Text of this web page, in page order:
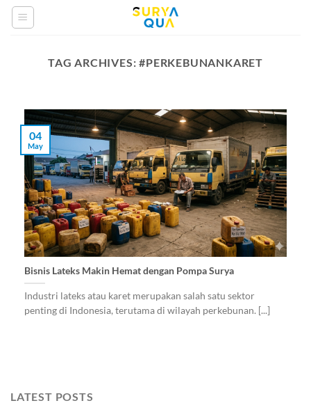
Skip
TAG ARCHIVES:#PERKEBUNANKARET
Bisnis Lateks Makin Hemat dengan Pompa Surya
Industri lateks atau karet merupakan salah satu sektor
penting di Indonesia, terutama di wilayah perkebunan. [...]
04
May
LATEST POSTS